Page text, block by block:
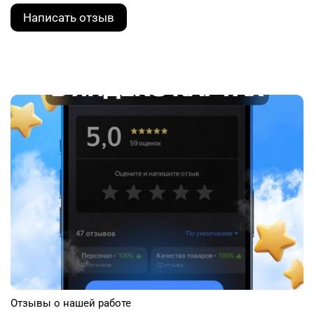
Написать отзыв
Отзывы о нашей работе